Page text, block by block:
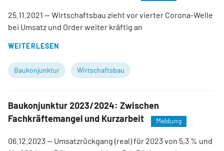
25.11.2021 — Wirtschaftsbau zieht vor vierter Corona-Welle
bei Umsatz und Order weiter kräftig an
WEITERLESEN
Baukonjunktur Wirtschaftsbau
Baukonjunktur 2023/2024: Zwischen
Fachkräftemangel und Kurzarbeit
Meldung
06.12.2023— Umsatzrückgang (real) für 2023 von 5,3 % und